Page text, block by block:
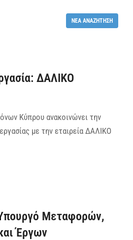
ΝΈΑ ΑΝΑΖΉΤΗΣΗ
ΔΑΛΙΚΟ
Κύπρου ανακοινώνει την
με την εταιρεία ΔΑΛΙΚΟ
Μεταφορών,
Έργων